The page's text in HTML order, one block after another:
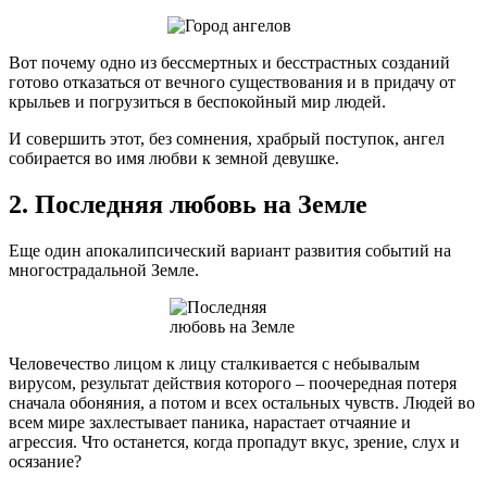
Вот почему одно из бессмертных и бесстрастных созданий
готово отказаться от вечного существования и в придачу от
крыльев и погрузиться в беспокойный мир людей.
И совершить этот, без сомнения, храбрый поступок, ангел
собирается во имя любви к земной девушке.
2. Последняя любовь на Земле
Еще один апокалипсический вариант развития событий на
многострадальной Земле.
Человечество лицом к лицу сталкивается с небывалым
вирусом, результат действия которого – поочередная потеря
сначала обоняния, а потом и всех остальных чувств. Людей во
всем мире захлестывает паника, нарастает отчаяние и
агрессия. Что останется, когда пропадут вкус, зрение, слух и
осязание?